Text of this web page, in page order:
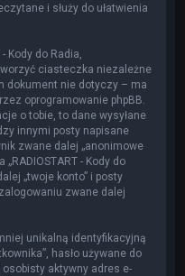
i służy do ułatwienia
Kody do Radia,
ciasteczka niezależne
dokument nie dotyczy – ma
oprogramowanie phpBB.
o tobie, to dane wysyłane
innymi posty napisane
zwane dalej „anonimowe
- Kody do
„twoje konto” i posty
zwane dalej
unikalną identyfikacyjną
hasło używane do
osobisty aktywny adres e-